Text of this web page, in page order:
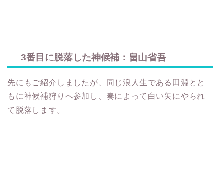
3番目に脱落した神候補：畠山省吾
先にもご紹介しましたが、同じ浪人生である田淵とと
もに神候補狩りへ参加し、奏によって白い矢にやられ
て脱落します。